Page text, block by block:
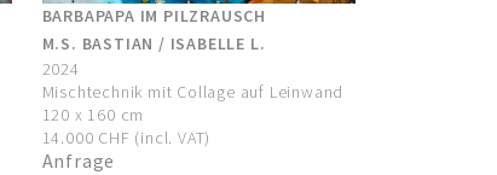
BARBAPAPA IM PILZRAUSCH
M.S. BASTIAN / ISABELLE L.
2024
Mischtechnik mit Collage auf Leinwand
120 x 160 cm
14.000 CHF (incl. VAT)
Anfrage